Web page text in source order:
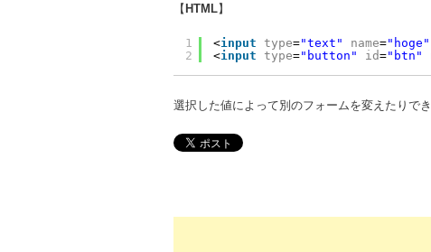
【 HTML】
1
2
<input type="text" name="hoge"
<input type="button" id="btn"
選択した値によって別のフォームを変えたりで